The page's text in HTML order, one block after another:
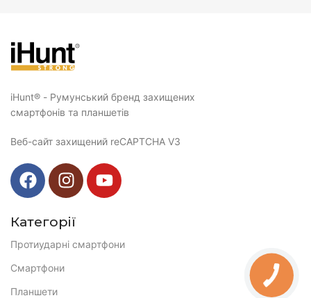
iHunt® - Румунський бренд захищених
смартфонів та планшетів
Веб-сайт захищений reCAPTCHA V3
Категорії
Протиударні смартфони
Смартфони
Планшети